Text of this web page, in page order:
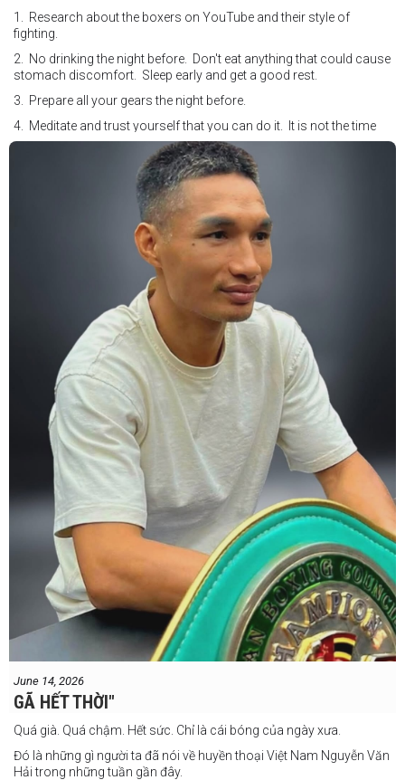
1. Research about the boxers on YouTube and their style of
fighting.
2. No drinking the night before. Don't eat anything that could cause
stomach discomfort. Sleep early and get a good rest.
3. Prepare all your gears the night before.
4. Meditate and trust yourself that you can do it. It is not the time
for self doubt.
5. Conduct yourself as if you are on the world stage for a world
championship fight. Remeber that everyone is watching.
6. It's ok to make a mistake but its not okay to hesitate. When you
make a call, make it loud and clear.
Know that it is not about you. It's about ensuring the safety and the
fairness for the boxers who put their lives in the ring. At the end,
what Tony Weeks said during the Referee training seminar
encapsulates it well. "You do it for the love and respect of the
#professionalboxing
#proboxingreferee
#Tonyweeks
June 14, 2026
GÃ HẾT THỜI"
Quá già. Quá chậm. Hết sức. Chỉ là cái bóng của ngày xưa.
Đó là những gì người ta đã nói về huyền thoại Việt Nam Nguyễn Văn
Hải trong những tuần gần đây.